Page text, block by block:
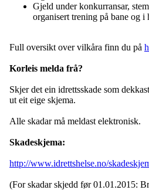
Gjeld under konkurransar,
organisert trening på bane og i
Full oversikt over vilkåra finn du på
Korleis melda frå?
Skjer det ein idrettsskade som
ut eit eige skjema.
Alle skadar må meldast elektronisk.
Skadeskjema:
http://www.idrettshelse.no/
(For skadar skjedd før 01.01.2015: